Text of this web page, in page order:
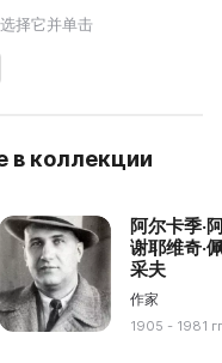
择它并单击
в коллекции
阿尔卡季·
谢耶维奇·
采夫
作家
1905 - 1981